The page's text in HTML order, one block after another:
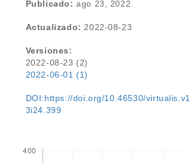
Publicado: ago 23, 2022
Actualizado: 2022-08-23
Versiones:
2022-08-23 (2)
2022-06-01 (1)
DOI:https://doi.org/10.46530/virtualis.v1
3i24.399